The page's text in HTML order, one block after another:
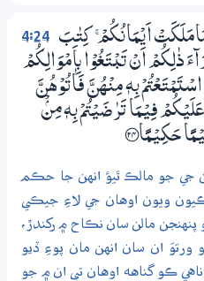
4:24
اَيْـمَانُكُمْ ۚ كِتٰبَ
ذٰلِكُمْ اَنْ تَبْتَغُوْا بِاَمْوَالِكُمْ
اسْتَمْتَعْتُمْ بِهٖ مِنْھُنَّ فَاٰتُوْھُنَّ
فِيْـمَا تَرٰضَيْتُمْ بِهٖ مِنْۢ
حَكِـيْـمًا ؀24
جي جو مالڪ ٿيؤ انهن جا حڪم
ويون اوهان جي لاءِ جيڪي
مالن سان نڪاح ۾ رکندڙ،
ان سان انهن مان پوءِ ڏيو
ناهي ڪو گناهه اوهان تي ان ۾ جو